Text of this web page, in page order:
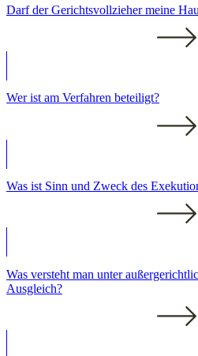
Darf der Gerichtsvollzieher meine
Wer ist am Verfahren beteiligt?
Was ist Sinn und Zweck des
Was versteht man unter
Ausgleich?